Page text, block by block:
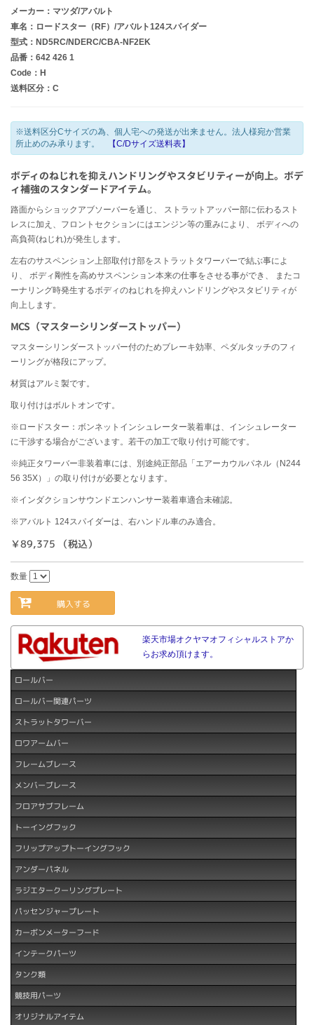
メーカー：マツダ/アバルト
車名：ロードスター（RF）/アバルト124スパイダー
型式：ND5RC/NDERC/CBA-NF2EK
品番：642 426 1
Code：H
送料区分：C
※送料区分Cサイズの為、個人宅への発送が出来ません。法人様宛か営業
所止めのみ承ります。
【C/Dサイズ送料表】
ボディのねじれを抑えハンドリングやスタビリティーが向上。ボデ
ィ補強のスタンダードアイテム。
路面からショックアブソーバーを通じ、 ストラットアッパー部に伝わるスト
レスに加え、フロントセクションにはエンジン等の重みにより、 ボディへの
高負荷(ねじれ)が発生します。
左右のサスペンション上部取付け部をストラットタワーバーで結ぶ事によ
り、 ボディ剛性を高めサスペンション本来の仕事をさせる事ができ、 またコ
ーナリング時発生するボディのねじれを抑えハンドリングやスタビリティが
向上します。
MCS（マスターシリンダーストッパー）
マスターシリンダーストッパー付のためブレーキ効率、ペダルタッチのフィ
ーリングが格段にアップ。
材質はアルミ製です。
取り付けはボルトオンです。
※ロードスター：ボンネットインシュレーター装着車は、インシュレーター
に干渉する場合がございます。若干の加工で取り付け可能です。
※純正タワーバー非装着車には、別途純正部品「エアーカウルパネル（N244
56 35X）」の取り付けが必要となります。
※インダクションサウンドエンハンサー装着車適合未確認。
※アバルト 124スパイダーは、右ハンドル車のみ適合。
￥89,375 （税込）
数量
購入する
楽天市場オクヤマオフィシャルストアか
らお求め頂けます。
ロールバー
ロールバー関連パーツ
ストラットタワーバー
ロワアームバー
フレームブレース
メンバーブレース
フロアサブフレーム
トーイングフック
フリップアップトーイングフック
アンダーパネル
ラジエタークーリングプレート
パッセンジャープレート
カーボンメーターフード
インテークパーツ
タンク類
競技用パーツ
オリジナルアイテム